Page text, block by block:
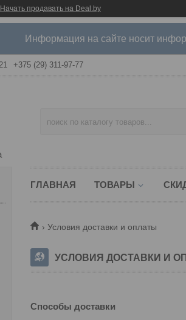
Начать продавать на Deal.by
Информация на сайте носит
+375 (29) 311-97-77
ГЛАВНАЯ ТОВАРЫ
Условия доставки и оплаты
УСЛОВИЯ ДОСТАВКИ И
Способы доставки